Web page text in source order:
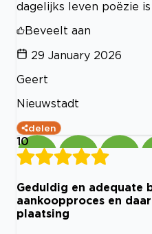
dagelijks leven poëzie
Beveelt aan
29 January 2026
Geert
Nieuwstadt
delen
10
Geduldig en adequate
aankoopproces en
plaatsing